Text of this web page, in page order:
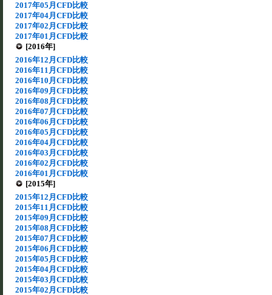
2017年05月CFD比較
2017年04月CFD比較
2017年02月CFD比較
2017年01月CFD比較
[2016年]
2016年12月CFD比較
2016年11月CFD比較
2016年10月CFD比較
2016年09月CFD比較
2016年08月CFD比較
2016年07月CFD比較
2016年06月CFD比較
2016年05月CFD比較
2016年04月CFD比較
2016年03月CFD比較
2016年02月CFD比較
2016年01月CFD比較
[2015年]
2015年12月CFD比較
2015年11月CFD比較
2015年09月CFD比較
2015年08月CFD比較
2015年07月CFD比較
2015年06月CFD比較
2015年05月CFD比較
2015年04月CFD比較
2015年03月CFD比較
2015年02月CFD比較